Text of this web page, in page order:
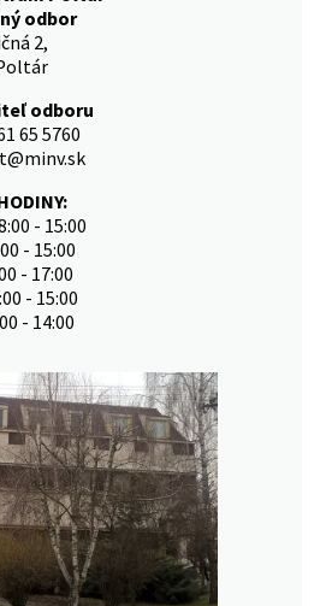
odbor
2,
odboru
65 5760
- 15:00
- 15:00
- 17:00
- 15:00
- 14:00